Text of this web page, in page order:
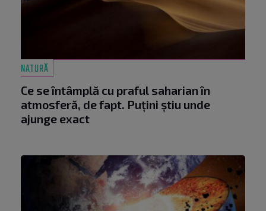
NATURĂ
Ce se întâmplă cu praful saharian în
atmosferă, de fapt. Puțini știu unde
ajunge exact